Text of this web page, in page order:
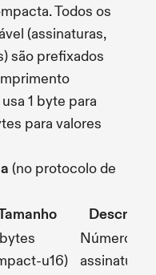
Todos os
(assinaturas,
são prefixados
1 byte para
para valores
(no protocolo de
Descrição
u16)
Número de
assinaturas